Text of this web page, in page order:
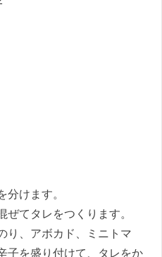
けます。
てタレをつくります。
り、アボカド、ミニトマ
子を盛り付けて、タレをか